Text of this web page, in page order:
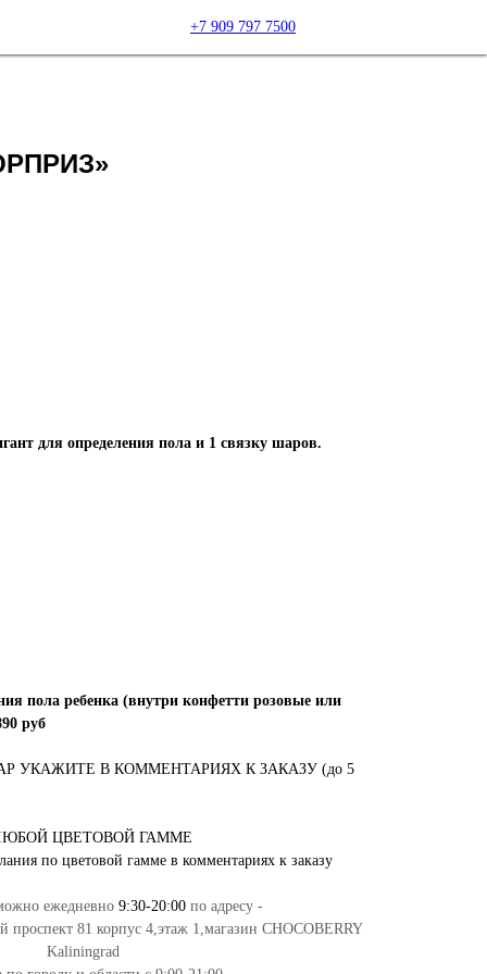
+7 909 797 7500
для определения пола и 1 связку шаров.
пола ребенка (внутри конфетти розовые или
руб
В КОММЕНТАРИЯХ К ЗАКАЗУ (до 5
ЦВЕТОВОЙ ГАММЕ
по цветовой гамме в комментариях к заказу
ежедневно 9:30-20:00по адресу -
проспект 81 корпус 4,этаж 1,магазин CHOCOBERRY
Kaliningrad